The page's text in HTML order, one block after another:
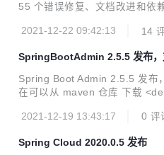
55 个错误修复、文档改进和
g-boot-starter-parent</
r 被覆盖以使用属性类型的子类
getter 和 setter 会有所不...
2021-12-22 09:42:13 14
SpringBootAdmin 2.5.5 发布，
Spring Boot Admin 2.5.5 发布
在可以从 maven 仓库 下载
arter-client</artifactId>
groupId> <artifactId>spring-
2021-12-19 13:43:17 0 评
Spring Cloud 2020.0.5 发布